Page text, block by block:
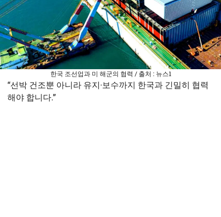
한국 조선업과 미 해군의 협력 / 출처 : 뉴스1
“선박 건조뿐 아니라 유지·보수까지 한국과 긴밀히 협력
해야 합니다.”